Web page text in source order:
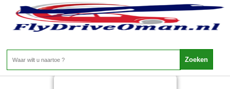
Neem contact op met FlyDriveOman.nl